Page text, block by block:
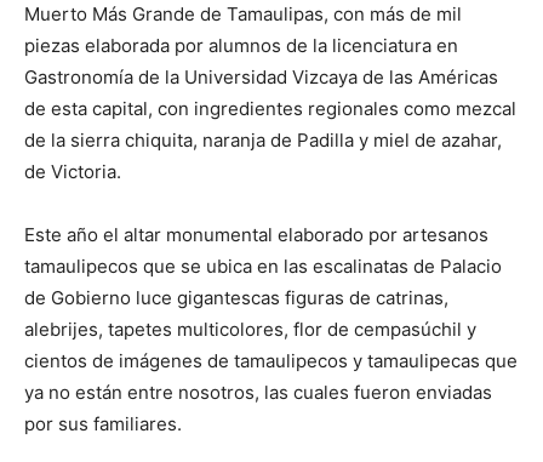
Muerto Más Grande de Tamaulipas, con más de mil
piezas elaborada por alumnos de la licenciatura en
Gastronomía de la Universidad Vizcaya de las Américas
de esta capital, con ingredientes regionales como mezcal
de la sierra chiquita, naranja de Padilla y miel de azahar,
de Victoria.
Este año el altar monumental elaborado por artesanos
tamaulipecos que se ubica en las escalinatas de Palacio
de Gobierno luce gigantescas figuras de catrinas,
alebrijes, tapetes multicolores, flor de cempasúchil y
cientos de imágenes de tamaulipecos y tamaulipecas que
ya no están entre nosotros, las cuales fueron enviadas
por sus familiares.